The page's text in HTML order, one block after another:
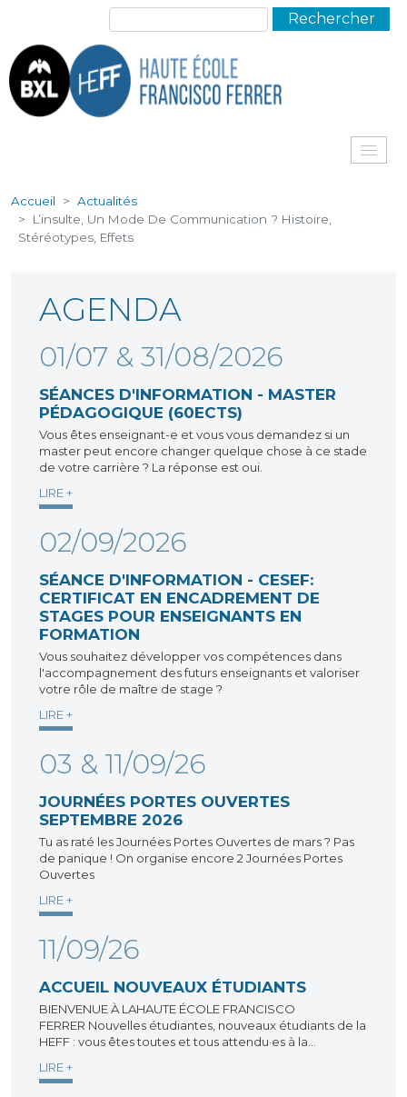
Aller au contenu principal
Rechercher
Accueil
Actualités
L’insulte, Un Mode De Communication ? Histoire,
Stéréotypes, Effets
AGENDA
01/07 & 31/08/2026
SÉANCES D'INFORMATION - MASTER
PÉDAGOGIQUE (60ECTS)
Vous êtes enseignant-e et vous vous demandez si un
master peut encore changer quelque chose à ce stade
de votre carrière ? La réponse est oui.
LIRE +
02/09/2026
SÉANCE D'INFORMATION - CESEF:
CERTIFICAT EN ENCADREMENT DE
STAGES POUR ENSEIGNANTS EN
FORMATION
Vous souhaitez développer vos compétences dans
l'accompagnement des futurs enseignants et valoriser
votre rôle de maître de stage ?
LIRE +
03 & 11/09/26
JOURNÉES PORTES OUVERTES
SEPTEMBRE 2026
Tu as raté les Journées Portes Ouvertes de mars ? Pas
de panique ! On organise encore 2 Journées Portes
Ouvertes
LIRE +
11/09/26
ACCUEIL NOUVEAUX ÉTUDIANTS
BIENVENUE À LAHAUTE ÉCOLE FRANCISCO
FERRER Nouvelles étudiantes, nouveaux étudiants de la
HEFF : vous êtes toutes et tous attendu·es à la…
LIRE +